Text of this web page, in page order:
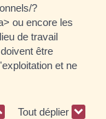
?
ou encore les
de travail
être
et ne
Tout déplier